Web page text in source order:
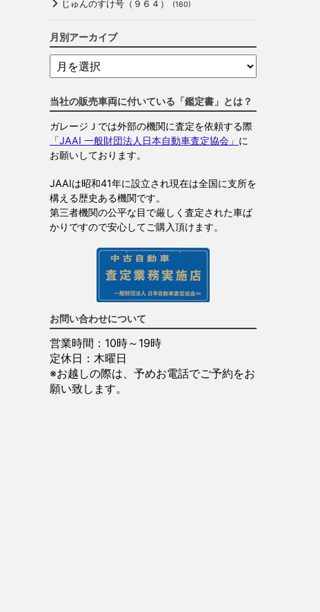
じゅんのすけ号（９６４） (160)
月別アーカイブ
当社の販売車両に付いている「鑑定書」とは？
ガレージＪでは外部の機関に査定を依頼する際
「JAAI 一般財団法人日本自動車査定協会」 に
お願いしております。
JAAIは昭和41年に設立され現在は全国に支所を
構える歴史ある機関です。
第三者機関の公平な目で厳しく査定された車ば
かりですので安心してご購入頂けます。
お問い合わせについて
営業時間：10時～19時
定休日：木曜日
※お越しの際は、予めお電話でご予約をお
願い致します。